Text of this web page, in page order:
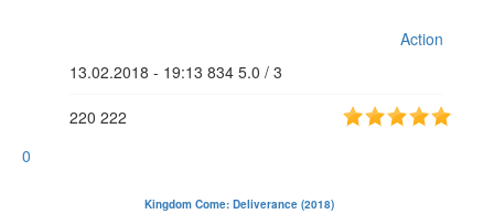
Action
13.02.2018 - 19:13 834 5.0 / 3
220 222
0
Kingdom Come: Deliverance (2018)